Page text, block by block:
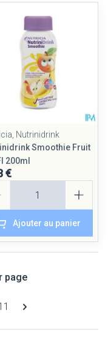
Nutrinidrink
Smoothie Fruit
200ml
€
Ajouter au panier
la page
page